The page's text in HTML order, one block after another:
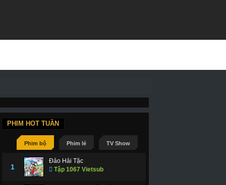
PHIM HOT TUẦN
Phim bộ Phim lẻ TV Show
1
Đảo Hải Tặc
Tập 1067 Vietsub